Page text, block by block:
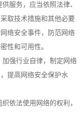
服务，应当依照法律、
取技术措施和其他必要
络安全事件，防范网络
性和可用性。
强行业自律，制定网络
提高网络安全保护水
依法使用网络的权利，